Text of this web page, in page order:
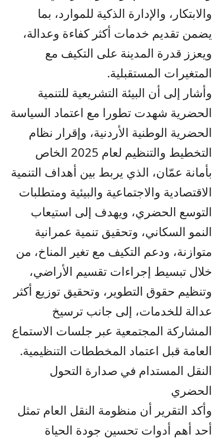
والابتكار، والإدارة الذكية للموارد، بما
يضمن تقديم خدمات أكثر كفاءة وعدالة،
ويعزز قدرة المدينة على التكيف مع
المتغيرات المستقبلية.
وأشار إلى أن البيئة التشريعية للتنمية
الحضرية شهدت تطورا مع اعتماد السياسة
الحضرية الوطنية الأردنية، وإقرار نظام
التخطيط والتنظيم لعام 2025 الخاص
بأمانة عمّان، الذي يربط بين أهداف التنمية
الاقتصادية والاجتماعية والبيئية ومتطلبات
التوسع الحضري، ويهدف إلى استيعاب
النمو السكاني، وتحقيق تنمية عمرانية
متوازنة، ودعم التكيف مع تغير المناخ، من
خلال تبسيط إجراءات تقسيم الأراضي،
وتنظيم حقوق التطوير، وتحقيق توزيع أكثر
عدالة للخدمات، إلى جانب ترسيخ
المشاركة المجتمعية عبر جلسات الاستماع
العامة قبل اعتماد المخططات التنظيمية.
النقل المستدام في صدارة التحول
الحضري
وأكد التقرير أن منظومة النقل العام تمثل
أحد أهم أدوات تحسين جودة الحياة